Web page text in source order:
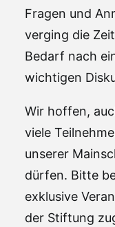
Fragen und
verging die
Bedarf nach
wichtigen
Wir hoffen,
viele
unserer
dürfen. Bitte
exklusive
der Stiftung